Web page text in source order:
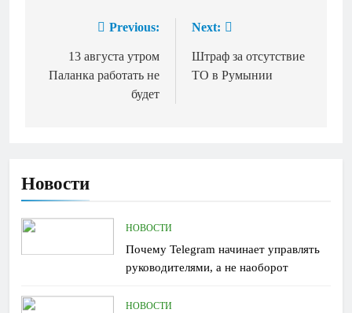
Навигация
записям
Previous:
13 августа утром
Паланка работать не
будет
Next:
Штраф за отсутствие
ТО в Румынии
Новости
НОВОСТИ
Почему Telegram начинает управлять
руководителями, а не наоборот
НОВОСТИ